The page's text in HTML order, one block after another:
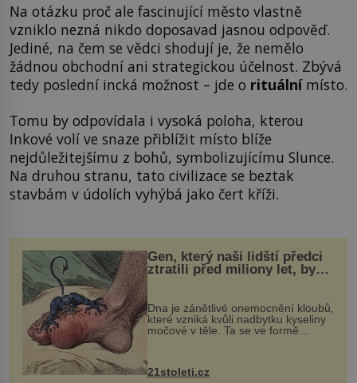
Na otázku proč ale fascinující město vlastně
vzniklo nezná nikdo doposavad jasnou odpověď.
Jediné, na čem se vědci shodují je, že nemělo
žádnou obchodní ani strategickou účelnost. Zbývá
tedy poslední incká možnost – jde o rituálnímísto.
Tomu by odpovídala i vysoká poloha, kterou
Inkové volí ve snaze přiblížit místo blíže
nejdůležitejšímu z bohů, symbolizujícímu Slunce.
Na druhou stranu, tato civilizace se beztak
stavbám v údolích vyhýbá jako čert kříži.
Gen, který naši lidští předci
ztratili před miliony let, by
mohl pomoci s léčbou
„nemoci králů“
Dna je zánětlivé onemocnění kloubů,
které vzniká kvůli nadbytku kyseliny
močové v těle. Ta se ve formě
nohou, a způsobuje bole...
21stoleti.cz